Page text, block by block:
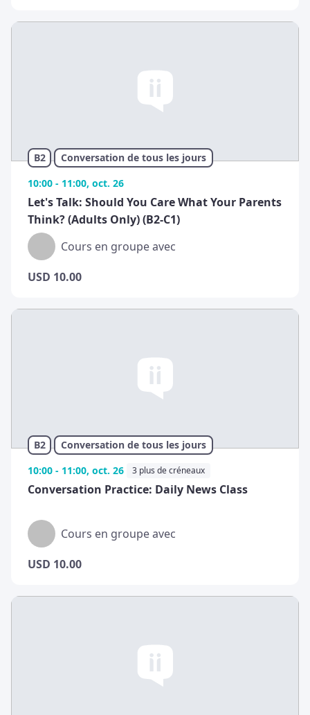
B2
Conversation de tous les jours
10:00 - 11:00, oct. 26
Let's Talk: Should You Care What Your Parents
Think? (Adults Only) (B2-C1)
Cours en groupe avec
USD 10.00
B2
Conversation de tous les jours
10:00 - 11:00, oct. 26
3 plus de créneaux
Conversation Practice: Daily News Class
Cours en groupe avec
USD 10.00